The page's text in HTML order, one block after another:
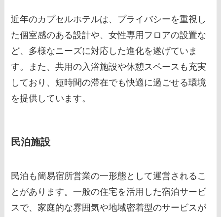
近年のカプセルホテルは、プライバシーを重視し
た個室感のある設計や、女性専用フロアの設置な
ど、多様なニーズに対応した進化を遂げていま
す。また、共用の入浴施設や休憩スペースも充実
しており、短時間の滞在でも快適に過ごせる環境
を提供しています。
民泊施設
民泊も簡易宿所営業の一形態として運営されるこ
とがあります。一般の住宅を活用した宿泊サービ
スで、家庭的な雰囲気や地域密着型のサービスが